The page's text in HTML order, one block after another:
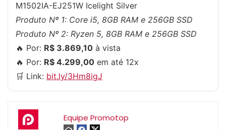
M1502IA-EJ251W Icelight Silver
Produto Nº 1: Core i5, 8GB RAM e 256GB SSD
Produto Nº 2: Ryzen 5, 8GB RAM e 256GB SSD
🔥 Por: R$ 3.869,10 à vista
🔥 Por: R$ 4.299,00 em até 12x
🛒 Link: bit.ly/3Hm8igJ
Equipe Promotop